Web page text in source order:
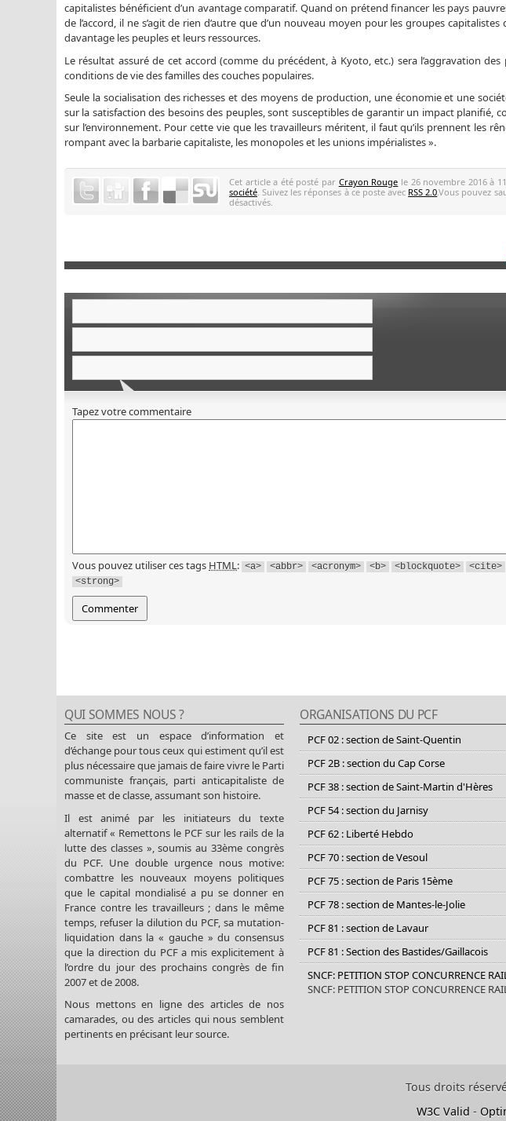
capitalistes bénéficient d’un avantage comparatif. Quand on prétend financer les pays
de l’accord, il ne s’agit de rien d’autre que d’un nouveau moyen pour les groupes
davantage les peuples et leurs ressources.
Le résultat assuré de cet accord (comme du précédent, à Kyoto, etc.) sera l’aggravation
conditions de vie des familles des couches populaires.
Seule la socialisation des richesses et des moyens de production, une économie et une
sur la satisfaction des besoins des peuples, sont susceptibles de garantir un impact planifié,
sur l’environnement. Pour cette vie que les travailleurs méritent, il faut qu’ils prennent les
rompant avec la barbarie capitaliste, les monopoles et les unions impérialistes ».
Cet article a été posté par Crayon Rouge le 26 novembre 2016 à
société. Suivez les réponses à ce poste avec RSS 2.0.Vous pouvez
désactivés.
Tapez votre commentaire
Vous pouvez utiliser ces tags HTML: <a> <abbr> <acronym> <b> <blockquote> <cite>
<strong>
QUI SOMMES NOUS ?
Ce site est un espace d’information et
d’échange pour tous ceux qui estiment qu’il est
plus nécessaire que jamais de faire vivre le Parti
communiste français, parti anticapitaliste de
masse et de classe, assumant son histoire.
Il est animé par les initiateurs du texte
alternatif « Remettons le PCF sur les rails de la
lutte des classes », soumis au 33ème congrès
du PCF. Une double urgence nous motive:
combattre les nouveaux moyens politiques
que le capital mondialisé a pu se donner en
France contre les travailleurs ; dans le même
temps, refuser la dilution du PCF, sa mutation-
liquidation dans la « gauche » du consensus
que la direction du PCF a mis explicitement à
l’ordre du jour des prochains congrès de fin
2007 et de 2008.
Nous mettons en ligne des articles de nos
camarades, ou des articles qui nous semblent
pertinents en précisant leur source.
ORGANISATIONS DU PCF
PCF 02 : section de Saint-Quentin
PCF 2B : section du Cap Corse
PCF 38 : section de Saint-Martin d'Hères
PCF 54 : section du Jarnisy
PCF 62 : Liberté Hebdo
PCF 70 : section de Vesoul
PCF 75 : section de Paris 15ème
PCF 78 : section de Mantes-le-Jolie
PCF 81 : section de Lavaur
PCF 81 : Section des Bastides/Gaillacois
SNCF: PETITION STOP CONCURRENCE
SNCF: PETITION STOP CONCURRENCE
Tous droits
W3C Valid -